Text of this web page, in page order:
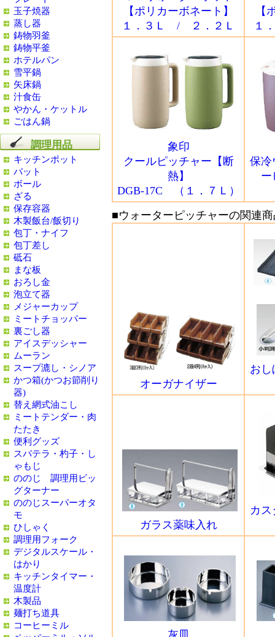
【ポリカーボネート】
１．３Ｌ / ２．２Ｌ
【
１
象印
クールピッチャー【断
熱】
DGB-17C （１．７Ｌ）
保冷
ー
■ウォーターピッチャーの関連
オーガナイザー
おし
ガラス薬味入れ
カ
灰皿
玉子焼器
蒸し器
鋳物羽釜
鋳物平釜
ホテルパン
雪平鍋
矢床鍋
汁食缶
やかん・ケットル
ごはん鍋
調理用品
キッチンポット
バット
ボール
ざる
保存容器
木製飯台/飯切り
包丁・ナイフ
包丁差し
砥石
まな板
おろし金
泡立て器
メジャーカップ
ミートチョッパー
裏ごし器
アイスデッシャー
ムーラン
スープ漉し・シノア
かつ箱(かつお節削り
器)
替え網式油こし
ミートテンダー・肉
たたき
便利グッズ
スパテラ・杓子・し
ゃもじ
ののじ 調理用ビッ
グターナー
ののじスーパーオタ
モ
ひしゃく
調理用フォーク
デジタルスケール・
はかり
キッチンタイマー・
温度計
木製品
麺打ち道具
コーヒーミル